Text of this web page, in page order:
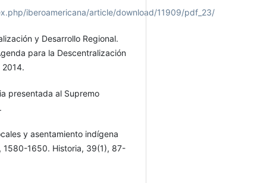
iberoamericana/article/download/11909/pdf_23/
y Desarrollo Regional.
para la Descentralización
2014.
presentada al Supremo
y asentamiento indígena
1580-1650. Historia, 39(1), 87-